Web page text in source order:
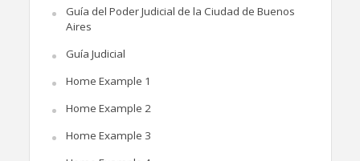
Guía del Poder Judicial de la Ciudad de Buenos
Aires
Guía Judicial
Home Example 1
Home Example 2
Home Example 3